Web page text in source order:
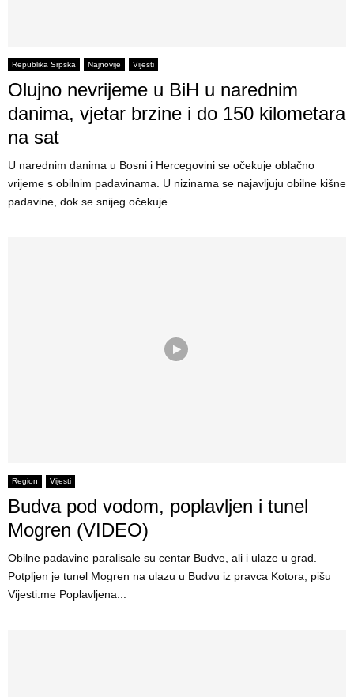
Republika Srpska Najnovije Vijesti
Olujno nevrijeme u BiH u narednim
danima, vjetar brzine i do 150 kilometara
na sat
​U narednim danima u Bosni i Hercegovini se očekuje oblačno
vrijeme s obilnim padavinama. U nizinama se najavljuju obilne kišne
padavine, dok se snijeg očekuje...
Region Vijesti
Budva pod vodom, poplavljen i tunel
Mogren (VIDEO)
Obilne padavine paralisale su centar Budve, ali i ulaze u grad.
Potpljen je tunel Mogren na ulazu u Budvu iz pravca Kotora, pišu
Vijesti.me Poplavljena...